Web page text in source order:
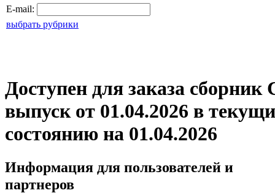
E-mail:
выбрать рубрики
Доступен для заказа сборник
выпуск от 01.04.2026 в
состоянию на 01.04.2026
Информация для пользователей и
партнеров